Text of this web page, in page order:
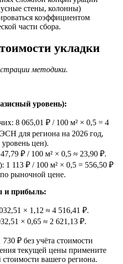
стены, колонны)
коэффициентом
части сбора.
укладки
методики.
уровень):
8 065,01 ₽ / 100 м² × 0,5 = 4
для региона на 2026 год,
цен).
₽ / 100 м² × 0,5 ≈ 23,90 ₽.
1 113 ₽ / 100 м² × 0,5 = 556,50 ₽
рыночной цене.
и прибыль:
× 1,12 ≈ 4 516,41 ₽.
× 0,65 ≈ 2 621,13 ₽.
₽ без учёта стоимости
текущей цены примените
вашего региона.